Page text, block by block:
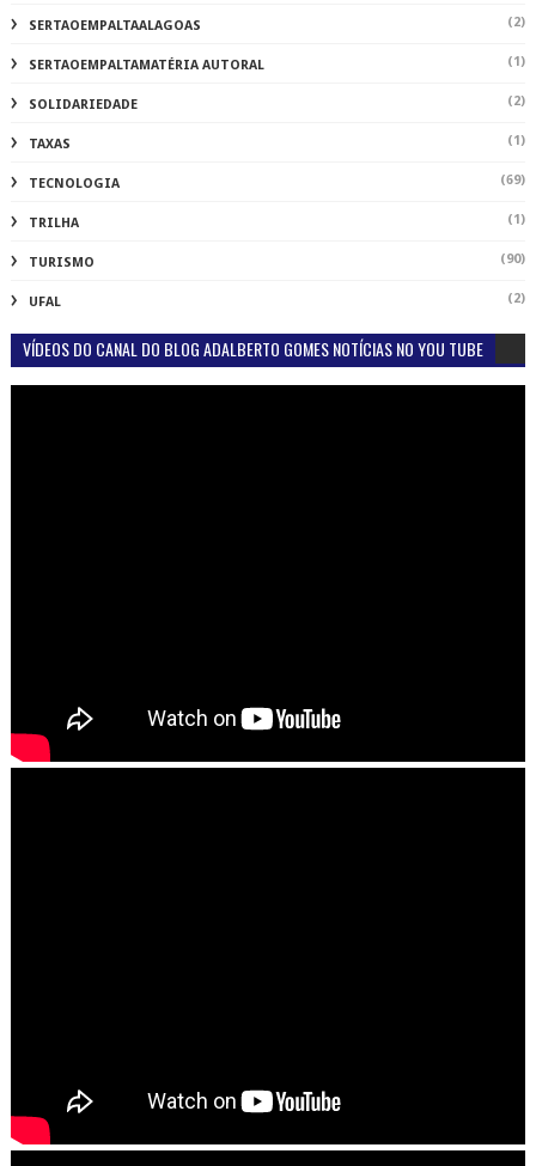
SERTAOEMPALTAALAGOAS (2)
SERTAOEMPALTAMATÉRIA AUTORAL (1)
SOLIDARIEDADE (2)
TAXAS (1)
TECNOLOGIA (69)
TRILHA (1)
TURISMO (90)
UFAL (2)
VÍDEOS DO CANAL DO BLOG ADALBERTO GOMES NOTÍCIAS NO YOU TUBE